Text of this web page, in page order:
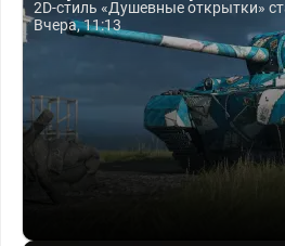
2D-стиль «Душевные открытки»
Вчера, 11:13